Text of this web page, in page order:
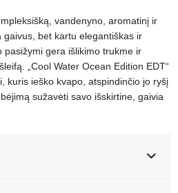
vandenyno, aromatinį ir
bet kartu elegantiškas ir
pasižymi gera išlikimo trukme ir
„Cool Water Ocean Edition EDT“
kuris ieško kvapo, atspindinčio jo ryšį
sužavėti savo išskirtine, gaivia